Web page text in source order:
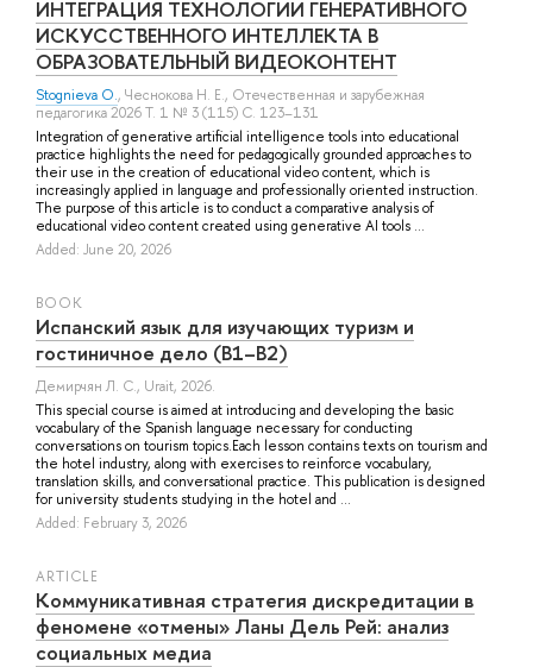
ИНТЕГРАЦИЯ ТЕХНОЛОГИИ ГЕНЕРАТИВНОГО
ИСКУССТВЕННОГО ИНТЕЛЛЕКТА В
ОБРАЗОВАТЕЛЬНЫЙ ВИДЕОКОНТЕНТ
Stognieva O., Чеснокова Н. Е., Отечественная и зарубежная
педагогика 2026 Т. 1 № 3 (115) С. 123–131
Integration of generative artificial intelligence tools into educational
practice highlights the need for pedagogically grounded approaches to
their use in the creation of educational video content, which is
increasingly applied in language and professionally oriented instruction.
The purpose of this article is to conduct a comparative analysis of
educational video content created using generative AI tools ...
Added: June 20, 2026
BOOK
Испанский язык для изучающих туризм и
гостиничное дело (B1–B2)
Демирчян Л. С., Urait, 2026.
This special course is aimed at introducing and developing the basic
vocabulary of the Spanish language necessary for conducting
conversations on tourism topics.Each lesson contains texts on tourism and
the hotel industry, along with exercises to reinforce vocabulary,
translation skills, and conversational practice. This publication is designed
for university students studying in the hotel and ...
Added: February 3, 2026
ARTICLE
Коммуникативная стратегия дискредитации в
феномене «отмены» Ланы Дель Рей: анализ
социальных медиа